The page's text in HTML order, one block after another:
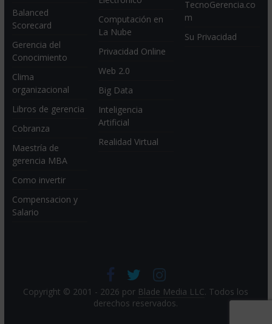
Balanced
Scorecard
Gerencia del
Conocimiento
Clima
organizacional
Libros de gerencia
Cobranza
Maestría de
gerencia MBA
Como invertir
Compensacion y
Salario
Computación en
La Nube
Privacidad Online
Web 2.0
Big Data
Inteligencia
Artificial
Realidad Virtual
TecnoGerencia.co
m
Su Privacidad
Copyright © 2001 - 2026 por Blade Media LLC. Todos los
derechos reservados.